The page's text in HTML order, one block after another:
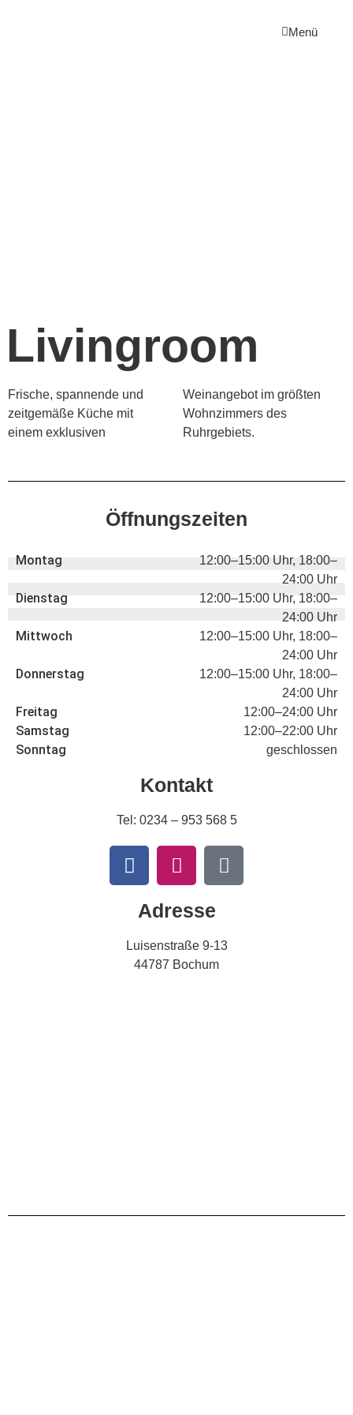
Menü
Livingroom
Frische, spannende und
zeitgemäße Küche mit
einem exklusiven
Weinangebot im größten
Wohnzimmers des
Ruhrgebiets.
Öffnungszeiten
Montag
12:00–15:00 Uhr, 18:00–
24:00 Uhr
Dienstag
12:00–15:00 Uhr, 18:00–
24:00 Uhr
Mittwoch
12:00–15:00 Uhr, 18:00–
24:00 Uhr
Donnerstag
12:00–15:00 Uhr, 18:00–
24:00 Uhr
Freitag 12:00–24:00 Uhr
Samstag 12:00–22:00 Uhr
Sonntag geschlossen
Kontakt
Tel: 0234 – 953 568 5
Adresse
Luisenstraße 9-13
44787 Bochum